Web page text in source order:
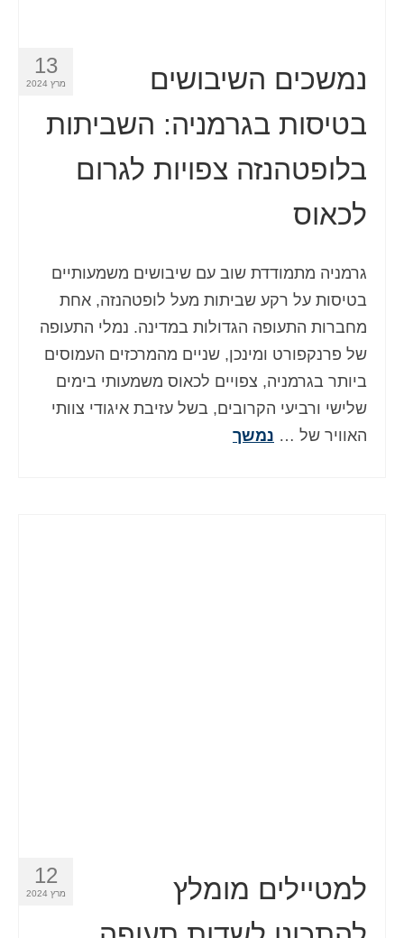
13
מרץ 2024
נמשכים השיבושים
בטיסות בגרמניה: השביתות
בלופטהנזה צפויות לגרום
לכאוס
גרמניה מתמודדת שוב עם שיבושים משמעותיים
בטיסות על רקע שביתות מעל לופטהנזה, אחת
מחברות התעופה הגדולות במדינה. נמלי התעופה
של פרנקפורט ומינכן, שניים מהמרכזים העמוסים
ביותר בגרמניה, צפויים לכאוס משמעותי בימים
שלישי ורביעי הקרובים, בשל עזיבת איגודי צוותי
האוויר של … נמשך
12
מרץ 2024
למטיילים מומלץ